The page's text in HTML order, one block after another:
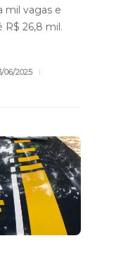
mil vagas e
R$ 26,8 mil.
06/2025